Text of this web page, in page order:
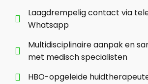

Laagdrempelig contact via
Whatsapp

Multidisciplinaire aanpak en
met medisch specialisten
 HBO-opgeleide